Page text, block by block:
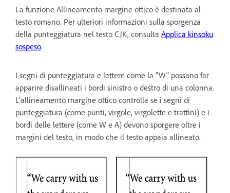
La funzione Allineamento margine ottico è destinata al
testo romano. Per ulteriori informazioni sulla sporgenza
della punteggiatura nel testo CJK, consulta Applica kinsoku
sospeso.
I segni di punteggiatura e lettere come la "W" possono far
apparire disallineati i bordi sinistro o destro di una colonna.
L'allineamento margine ottico controlla se i segni di
punteggiatura (come punti, virgole, virgolette e trattini) e i
bordi delle lettere (come W e A) devono sporgere oltre i
margini del testo, in modo che il testo appaia allineato.